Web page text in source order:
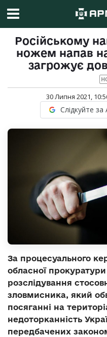
Російському
ножем напав
загрожує
30 Липня 2021,
Слідкуйте
За процесуального
обласної
розслідування
зловмисника, який
посяганні на
недоторканність
передбачених